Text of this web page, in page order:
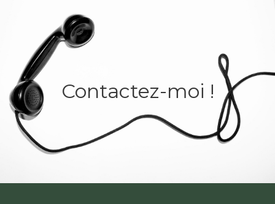
Contactez-moi !